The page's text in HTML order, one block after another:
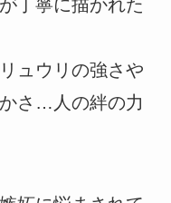
丁寧に描かれた
ュウリの強さや
さ…人の絆の力